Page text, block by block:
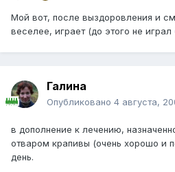
Мой вот, после выздоровления и
веселее, играет (до этого не играл
Галина
Опубликовано 4 августа,
в дополнение к лечению,
отваром крапивы (очень хорошо и
день.